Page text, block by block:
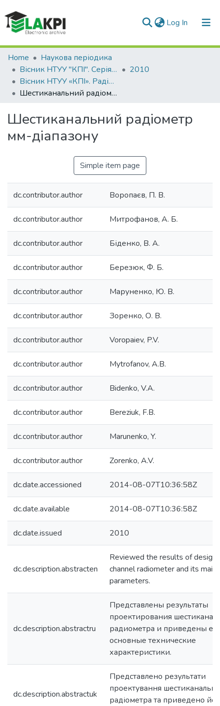
Log In (current)
Communities & Collections
All of DSpace
Statistics
Home
Наукова періодика
Вісник НТУУ "КПІ". Серія Радіотехніка, Радіоапаратобудування
2010
Вісник НТУУ «КПІ». Радіотехніка, радіоапаратобудування: збірник наукових праць, № 41
Шестиканальний радіометр мм-діапазону
Шестиканальний радіометр
мм-діапазону
Simple item page
dc.contributor.author Воропаєв, П. В.
dc.contributor.author Митрофанов, А. Б.
dc.contributor.author Біденко, В. А.
dc.contributor.author Березюк, Ф. Б.
dc.contributor.author Маруненко, Ю. В.
dc.contributor.author Зоренко, О. В.
dc.contributor.author Voropaiev, P.V.
dc.contributor.author Mytrofanov, A.B.
dc.contributor.author Bidenko, V.A.
dc.contributor.author Bereziuk, F.B.
dc.contributor.author Marunenko, Y.
dc.contributor.author Zorenko, A.V.
dc.date.accessioned 2014-08-07T10:36:58Z
dc.date.available 2014-08-07T10:36:58Z
dc.date.issued 2010
dc.description.abstracten
Reviewed the results of
channel radiometer and its main
parameters.
dc.description.abstractru
Представлены результаты
проектирования
радиометра и приведены
основные технические
характеристики.
dc.description.abstractuk
Представлено результати
проектування
радіометра та приведено